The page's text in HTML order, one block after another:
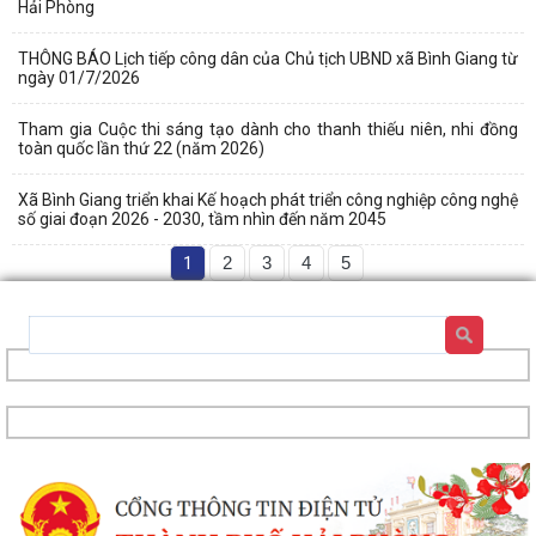
Hải Phòng
THÔNG BÁO Lịch tiếp công dân của Chủ tịch UBND xã Bình Giang từ
ngày 01/7/2026
Tham gia Cuộc thi sáng tạo dành cho thanh thiếu niên, nhi đồng
toàn quốc lần thứ 22 (năm 2026)
Xã Bình Giang triển khai Kế hoạch phát triển công nghiệp công nghệ
số giai đoạn 2026 - 2030, tầm nhìn đến năm 2045
1 2 3 4 5